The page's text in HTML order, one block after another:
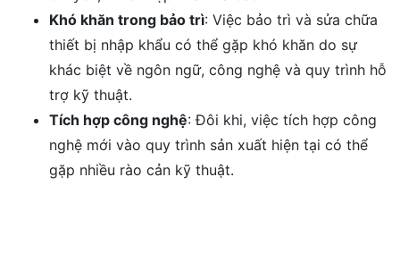
Khó khăn trong bảo trì: Việc bảo trì và sửa chữa
thiết bị nhập khẩu có thể gặp khó khăn do sự
khác biệt về ngôn ngữ, công nghệ và quy trình hỗ
trợ kỹ thuật.
Tích hợp công nghệ: Đôi khi, việc tích hợp công
nghệ mới vào quy trình sản xuất hiện tại có thể
gặp nhiều rào cản kỹ thuật.